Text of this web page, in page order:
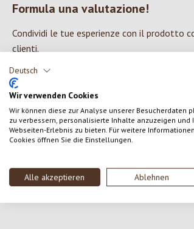
Deutsch
Wir verwenden Cookies
Wir können diese zur Analyse unserer Besucherdaten
zu verbessern, personalisierte Inhalte anzuzeigen und
Webseiten-Erlebnis zu bieten. Für weitere
Cookies öffnen Sie die Einstellungen.
Alle akzeptieren Ablehnen
Valutazione media di 0 su 5 stelle
Formula una valutazione!
Condividi le tue esperienze con il prodotto
clienti.